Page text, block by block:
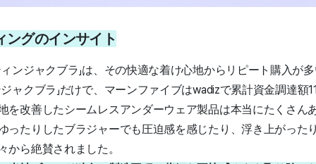
ングのインサイト
ィンジャクブラ」は、その快適な着け心地からリピート購入が
ジャクブラ」だけで、マーンファイブはwadizで累計資金調達
を改善したシームレスアンダーウェア製品は本当にたくさん
ったりしたブラジャーでも圧迫感を感じたり、浮き上がった
から絶賛されました。